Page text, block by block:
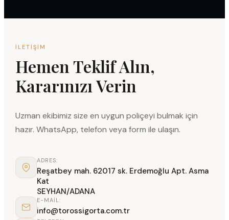
İLETIŞIM
Hemen Teklif Alın,
Kararınızı Verin
Uzman ekibimiz size en uygun poliçeyi bulmak için
hazır. WhatsApp, telefon veya form ile ulaşın.
ADRES:
Reşatbey mah. 62017 sk. Erdemoğlu Apt. Asma
Kat
SEYHAN/ADANA
E-MAIL:
info@torossigorta.com.tr